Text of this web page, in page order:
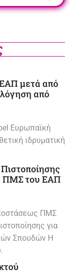
μετά από
από
Ευρωπαϊκή
ιδρυματική
ΠΜΣ του ΕΑΠ
ΠΜΣ
για
Σπουδών Η